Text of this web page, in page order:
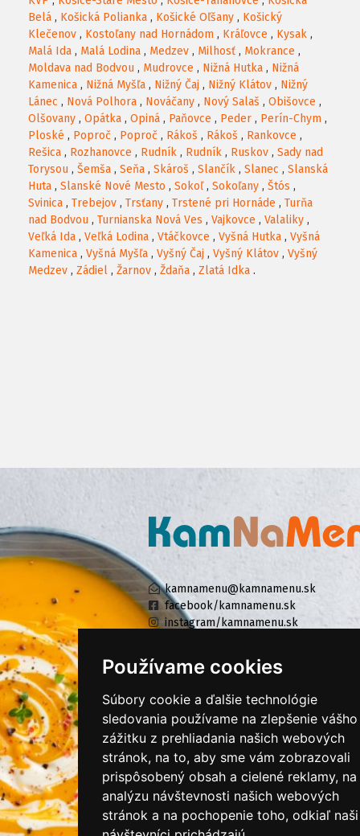
Používame cookies
Súbory cookie a ďalšie technológie
sledovania používame na zlepšenie vášho
zážitku z prehliadania našich webových
stránok, na to, aby sme vám zobrazovali
prispôsobený obsah a cielené reklamy, na
analýzu návštevnosti našich webových
stránok a na pochopenie toho, odkiaľ naši
Belá , Košická Polianka , Košické Oľšany , Košický
Klečenov , Kostoľany nad Hornádom , Kráľovce , Kysak ,
Malá Ida , Malá Lodina , Medzev , Milhosť , Mokrance ,
Moldava nad Bodvou , Mudrovce , Nižná Hutka , Nižná
Kamenica , Nižná Myšľa , Nižný Čaj , Nižný Klátov , Nižný
Lánec , Nová Polhora , Nováčany , Nový Salaš , Obišovce ,
Olšovany , Opátka , Opiná , Paňovce , Peder , Perín-Chym ,
Ploské , Poproč , Poproč , Rákoš , Rákoš , Rankovce ,
Rešica , Rozhanovce , Rudník , Rudník , Ruskov , Sady nad
Torysou , Šemša , Seňa , Skároš , Slančík , Slanec , Slanská
Huta , Slanské Nové Mesto , Sokoľ, Sokoľany , Štós ,
Svinica , Trebejov , Trsťany , Trstené pri Hornáde , Turňa
nad Bodvou , Turnianska Nová Ves , Vajkovce , Valaliky ,
Veľká Ida , Veľká Lodina , Vtáčkovce , Vyšná Hutka , Vyšná
Kamenica , Vyšná Myšľa , Vyšný Čaj , Vyšný Klátov , Vyšný
Medzev , Zádiel , Žarnov , Ždaňa , Zlatá Idka .
kamnamenu@kamnamenu.sk
facebook/kamnamenu.sk
instagram/kamnamenu.sk
PRIHLÁSIŤ SA DO ZÁKAZNÍCKEJ ZÓNY
Všeobecné obchodné podmienky
Ochrana osobných údajov
Cookies